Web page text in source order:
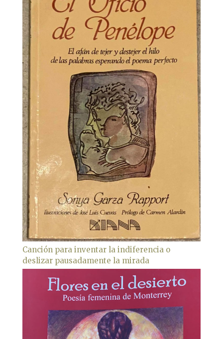
Canción para inventar la indiferencia o
deslizar pausadamente la mirada